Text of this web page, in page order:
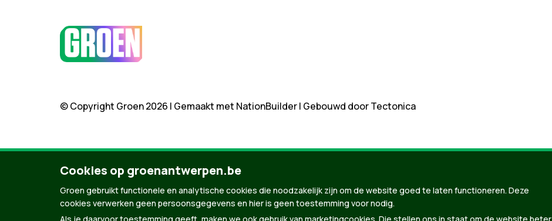
© Copyright Groen 2026 | Gemaakt met NationBuilder| Gebouwd doorTectonica
Cookies op groenantwerpen.be
Groen gebruikt functionele en analytische cookies die noodzakelijk zijn om de website goed te laten functioneren. Deze
cookies verwerken geen persoonsgegevens en hier is geen toestemming voor nodig.